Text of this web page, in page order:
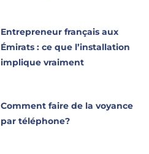
Entrepreneur français aux
Émirats : ce que l’installation
implique vraiment
Comment faire de la voyance
par téléphone?